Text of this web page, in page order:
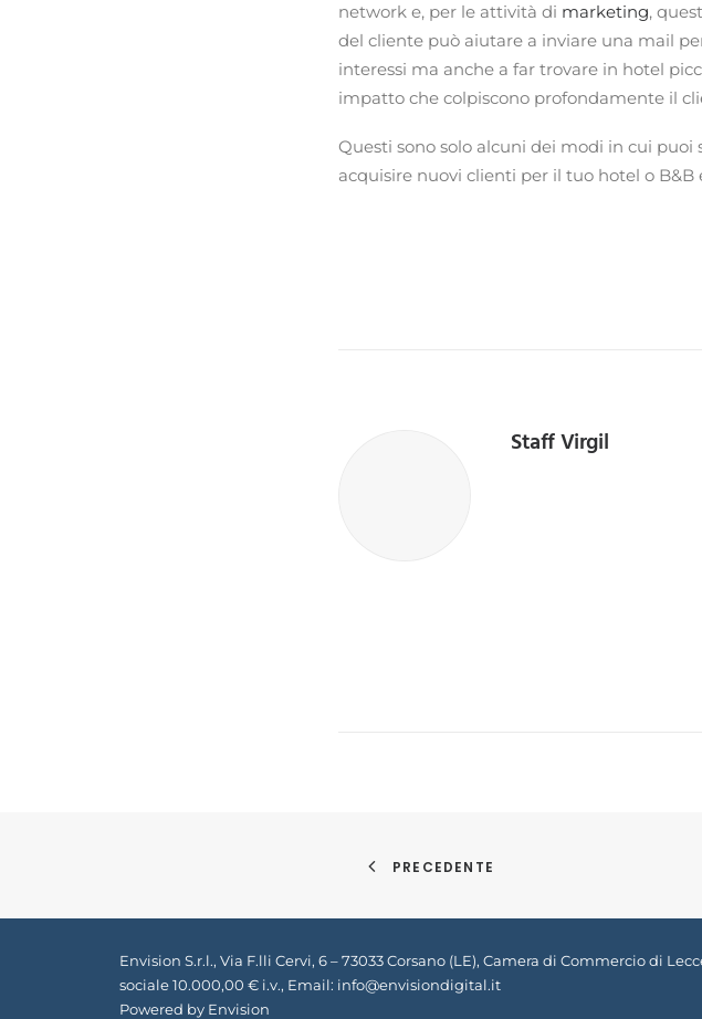
network e, per le attività di marketing,
del cliente può aiutare a inviare una mail
interessi ma anche a far trovare in hotel
impatto che colpiscono profondamente il
Questi sono solo alcuni dei modi in cui
acquisire nuovi clienti per il tuo hotel o
Staff Virgil
PRECEDENTE
Envision S.r.l., Via F.lli Cervi, 6 – 73033 Corsano (LE), Camera di Commercio di
sociale 10.000,00 € i.v., Email: info@envisiondigital.it
Powered by Envision